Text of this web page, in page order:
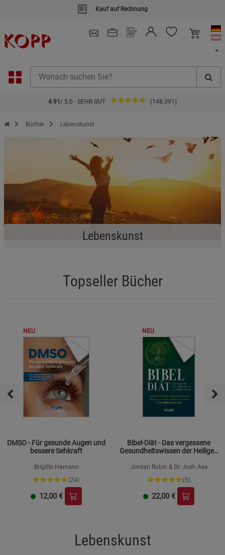
Kauf auf Rechnung
4.91 / 5.0 - SEHR GUT (148.391)
Zur Startseite des Kopp Verlag Online-Shop
Bücher Lebenskunst
Lebenskunst
Topseller Bücher
NEU
DMSO - Für gesunde Augen und
bessere Sehkraft
Brigitte Hamann
(24)
12,00 €
NEU
Bibel-Diät - Das vergessene
Gesundheitswissen der Heiligen
Jordan Rubin & Dr. Josh Axe
(5)
22,00 €
Lebenskunst